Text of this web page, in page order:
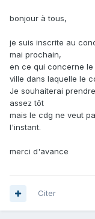
bonjour à tous,
je suis inscrite au
mai prochain,
en ce qui concerne
ville dans laquelle le
Je souhaiterai
assez tôt
mais le cdg ne veut
l'instant.
merci d'avance
Citer